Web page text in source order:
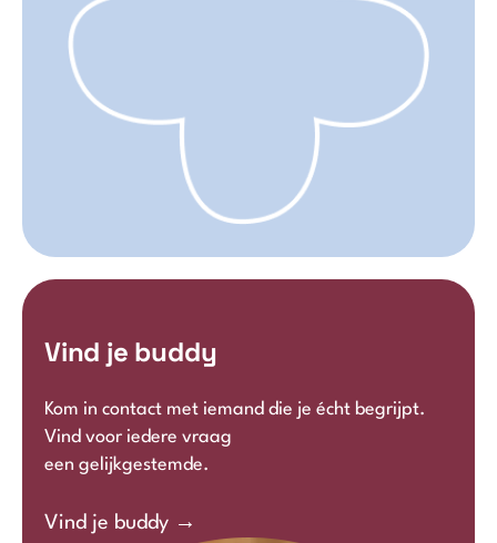
Vind je buddy
Kom in contact met iemand die je écht begrijpt.
Vind voor iedere vraag
een gelijkgestemde.
Vind je buddy →